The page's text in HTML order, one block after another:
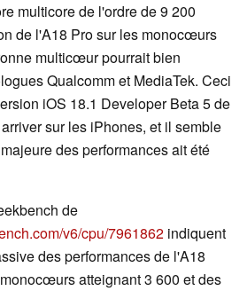
multicore de l'ordre de 9 200
de l'A18 Pro sur les monocœurs
multicœur pourrait bien
Qualcomm et MediaTek. Ceci
iOS 18.1 Developer Beta 5 de
sur les iPhones, et il semble
des performances ait été
de
v6/cpu/7961862 indiquent
des performances de l'A18
atteignant 3 600 et des